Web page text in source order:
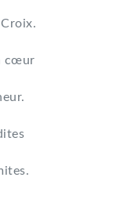
cœur